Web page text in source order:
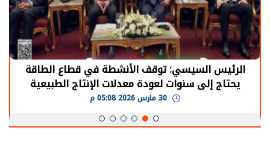
الرئيس السيسي: توقف الأنشطة في قطاع الطاقة
يحتاج إلى سنوات لعودة معدلات الإنتاج الطبيعية